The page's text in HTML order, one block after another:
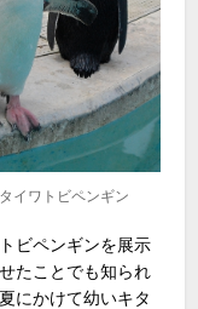
イワトビペンギン
ビペンギンを展示
たことでも知られ
にかけて幼いキタ